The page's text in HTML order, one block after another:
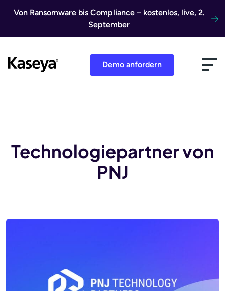
Von Ransomware bis Compliance – kostenlos, live, 2.
September
Demo anfordern
Technologiepartner von
PNJ